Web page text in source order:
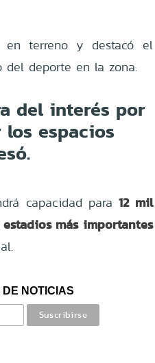
terreno y destacó el
del deporte en la zona.
del interés por
espacios
capacidad para12 mil
más importantes
NOTICIAS